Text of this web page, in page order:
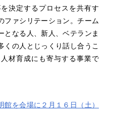
決定するプロセスを共有す
ファシリテーション。チーム
となる人、新人、ベテランま
くの人とじっくり話し合うこ
材育成にも寄与する事業で
館を会場に２月１６日（土）